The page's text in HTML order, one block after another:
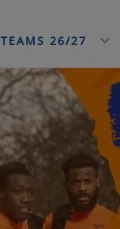
TEAMS 26/27